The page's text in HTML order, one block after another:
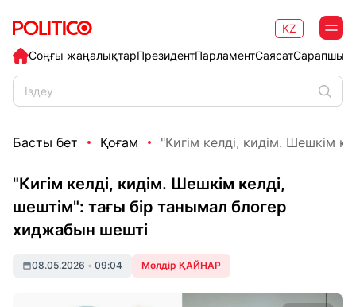
Соңғы жаңалықтарПрезидентПарламентСаясат
KZ
Басты бет Қоғам "Кигім келді, кидім. Шешкім
"Кигім келді, кидім. Шешкім келді,
шештім": тағы бір танымал блогер
хиджабын шешті
08.05.2026 • 09:04 Мөлдір ҚАЙНАР